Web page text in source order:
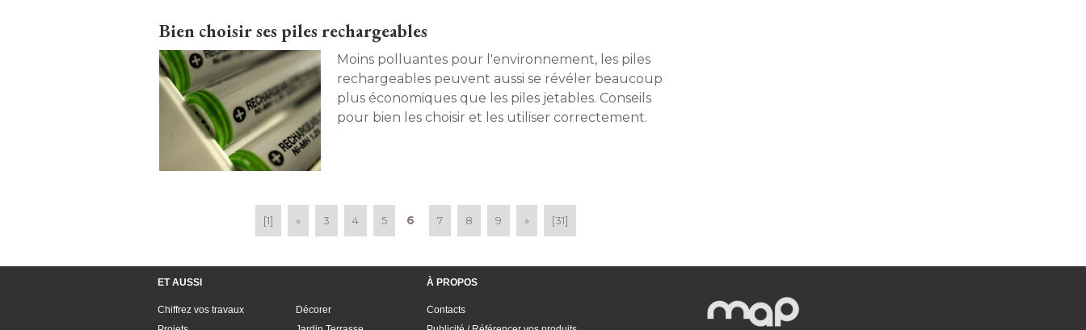
Bien choisir ses piles rechargeables
Moins polluantes pour l'environnement, les piles
rechargeables peuvent aussi se révéler beaucoup
plus économiques que les piles jetables. Conseils
pour bien les choisir et les utiliser correctement.
[1] « 3 4 5 6 7 8 9 » [31]
ET AUSSI
Chiffrez vos travaux
Décorer
À PROPOS
Contacts